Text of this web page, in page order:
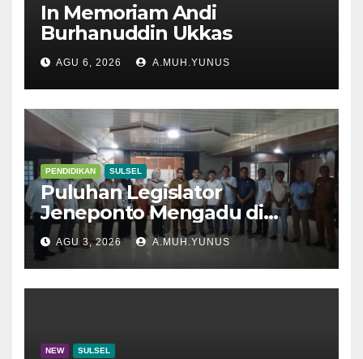
In Memoriam Andi
Burhanuddin Ukkas
AGU 6, 2026 A.MUH.YUNUS
PENDIDIKAN SULSEL
Puluhan Legislator
Jeneponto Mengadu di
Disdik Sulsel
AGU 3, 2026 A.MUH.YUNUS
NEW SULSEL